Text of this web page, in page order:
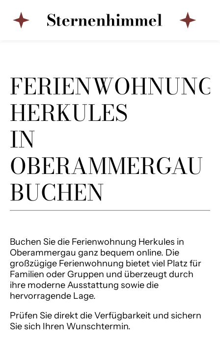
FERIENWOHNUNG
HERKULES
IN
OBERAMMERGAU
BUCHEN
Buchen Sie die Ferienwohnung Herkules in
Oberammergau ganz bequem online. Die
großzügige Ferienwohnung bietet viel Platz für
Familien oder Gruppen und überzeugt durch
ihre moderne Ausstattung sowie die
hervorragende Lage.
Prüfen Sie direkt die Verfügbarkeit und sichern
Sie sich Ihren Wunschtermin.